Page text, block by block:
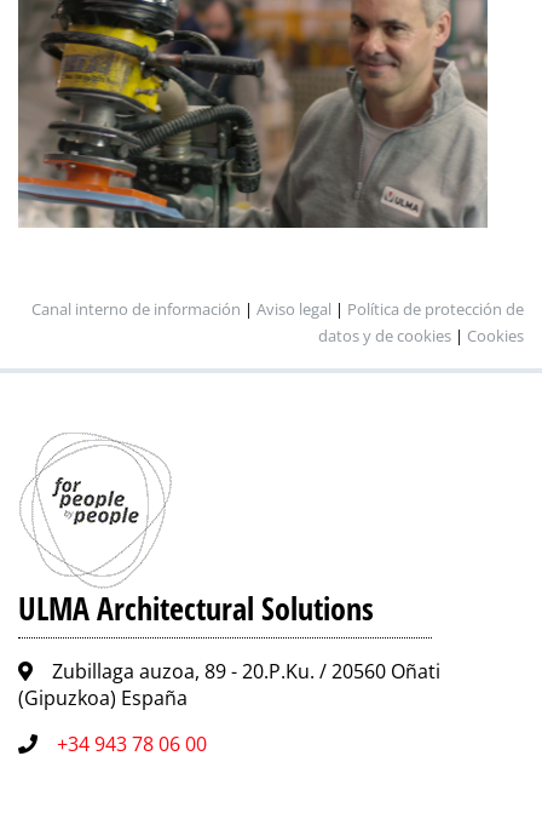
Canal interno de información | Aviso legal | Política de protección de
datos y de cookies | Cookies
ULMA Architectural Solutions
Zubillaga auzoa, 89 - 20.P.Ku. / 20560 Oñati
(Gipuzkoa) España
+34 943 78 06 00